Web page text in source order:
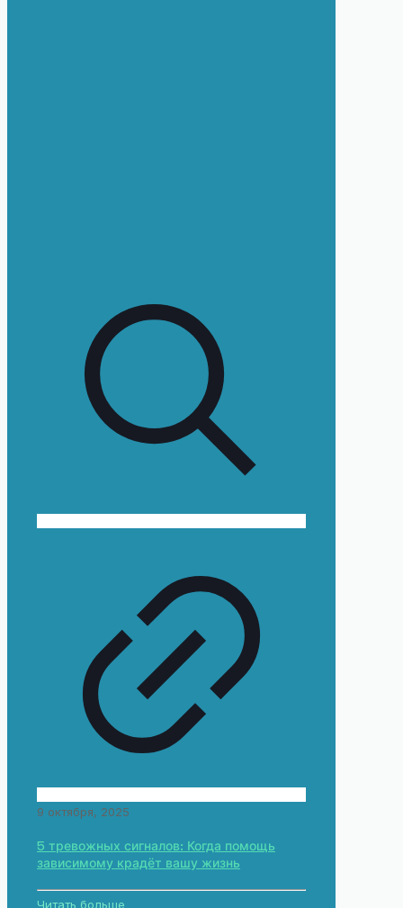
9 октября, 2025
5 тревожных сигналов: Когда помощь
зависимому крадёт вашу жизнь
Читать больше